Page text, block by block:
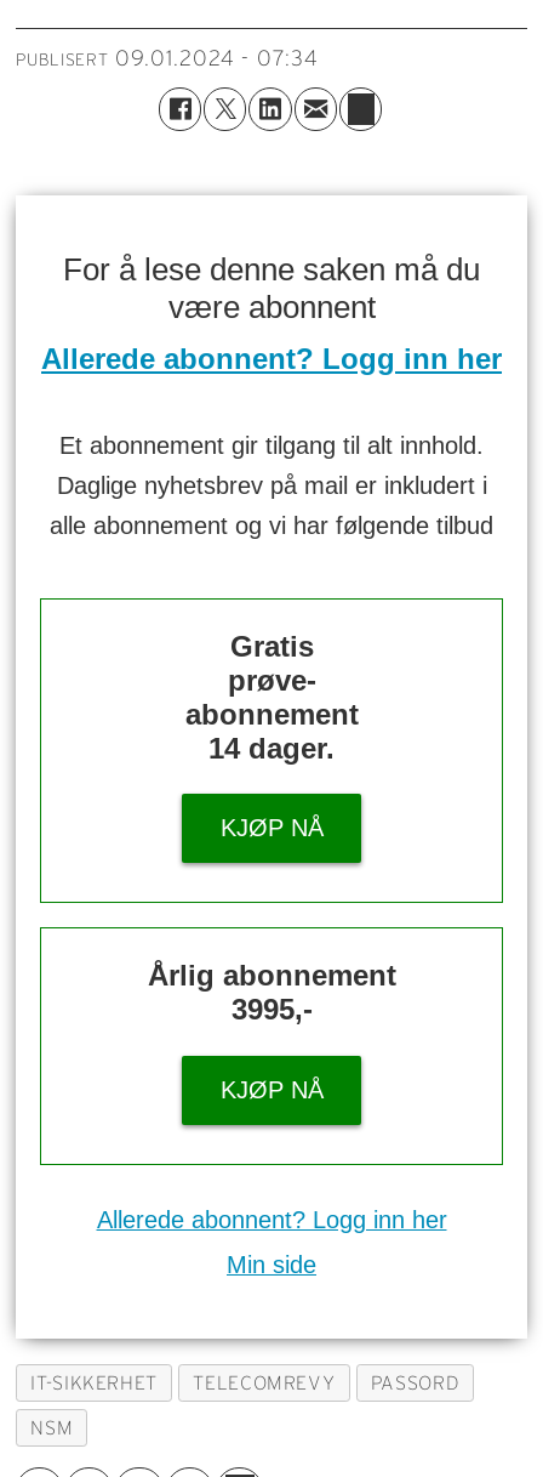
PUBLISERT 09.01.2024 - 07:34
For å lese denne saken må du
være abonnent
Allerede abonnent? Logg inn her
Et abonnement gir tilgang til alt innhold.
Daglige nyhetsbrev på mail er inkludert i
alle abonnement og vi har følgende tilbud
Gratis
prøve-
abonnement
14 dager.
KJØP NÅ
Årlig abonnement
3995,-
KJØP NÅ
Allerede abonnent? Logg inn her
Min side
IT-SIKKERHET TELECOMREVY PASSORD
NSM